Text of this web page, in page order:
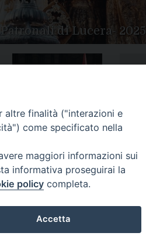
Patronali di Lucera- 2025
Diocesi
altre finalità ("interazioni e
come specificato nella
maggiori informazioni sui
informativa proseguirai la
policy completa.
Accetta